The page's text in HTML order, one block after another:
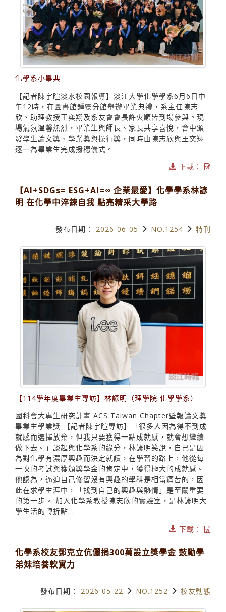
化學系小畢典
【記者陳宇暄淡水校園報導】淡江大學化學學系6月6日中
午12時，在圖書館鍾靈分館舉辦畢業典禮，系主任陳志
欣、助理教授王奕翔及系友會會長許火順皆到場參與。現
場氣氛溫馨熱烈，畢業生與師長、家長共享喜悅，會中頒
發學生論文獎、學業獎與操行獎，同時由陳志欣與王奕翔
逐一為畢業生完成撥穗儀式。
下載：
【AI+SDGs= ESG+AI=∞ 企業最愛】化學學系林諺
明 在化學中淬鍊自我 點亮精采大學路
發布日期： 2026-06-05 NO.1254 特刊
【114學年度畢業生專訪】林諺明（理學院 化學學系）
國科會大專生研究計畫 ACS Taiwan Chapter壁報論文獎
畢業生學業獎 【記者陳宇暄專訪】「很多人因為得不到成
就感而選擇放棄，但我只要獲得一點成就感，就會想繼續
做下去。」談起與化學系的緣分，林諺明笑說，自己是因
為對化學有濃厚興趣而決定就讀，在學習的路上，他從每
一次的考試與獲頒獎學金的肯定中，獲得極大的成就感。
他認為，逼迫自己修習沒有興趣的學科是相當痛苦的，因
此在求學生涯中，「找到自己的興趣與熱情」是至關重要
的第一步。 加入化學系教授陳志欣的實驗室，是林諺明大
學生活的轉折點...
下載：
化學系校友鄧克立伉儷捐300萬設立獎學金 鼓勵學
弟妹培養軟實力
發布日期： 2026-05-22 NO.1252 校友動態